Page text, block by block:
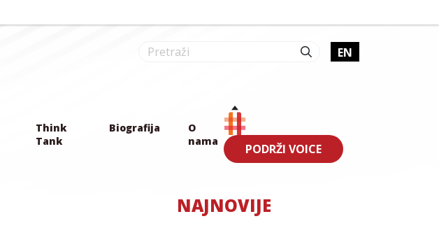
EN
Think
Tank
Biografija
O
nama
PODRŽI VOICE
NAJNOVIJE